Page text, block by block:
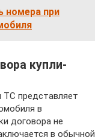
номера при
купли-
ТС представляет
в
договора не
в обычной